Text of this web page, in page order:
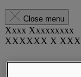
Close menu
Xxxx Xxxxxxxxx
XXXXXX X